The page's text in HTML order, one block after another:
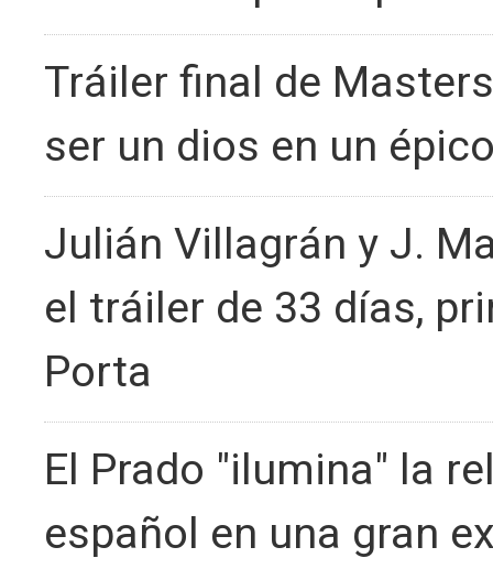
Tráiler final de
ser un dios en un
Julián Villagrán y J.
el tráiler de 33 días,
Porta
El Prado "ilumina" la
español en una gran